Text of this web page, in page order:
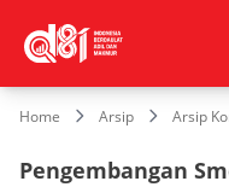
Home Arsip Arsip
Pengembangan